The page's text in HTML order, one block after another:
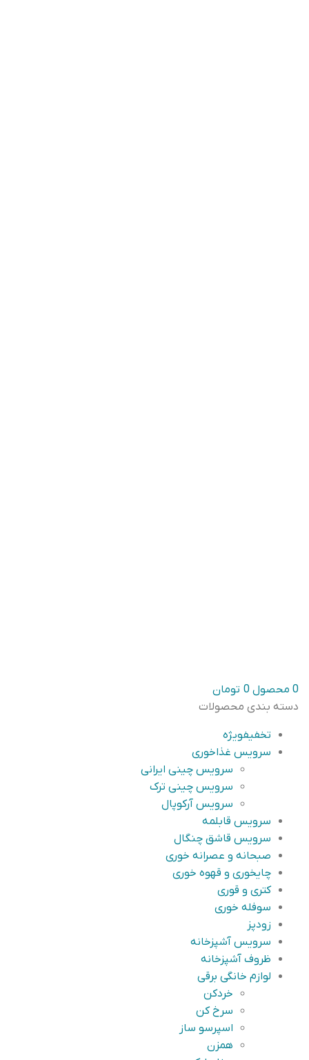
0 محصول 0 تومان
دسته بندی محصولات
تخفیفویژه
سرویس غذاخوری
سرویس چینی ایرانی
سرویس چینی ترک
سرویس آرکوپال
سرویس قابلمه
سرویس قاشق چنگال
صبحانه و عصرانه خوری
چایخوری و قهوه خوری
کتری و قوری
سوفله خوری
زودپز
سرویس آشپزخانه
ظروف آشپزخانه
لوازم خانگی برقی
خردکن
سرخ کن
اسپرسو ساز
همزن